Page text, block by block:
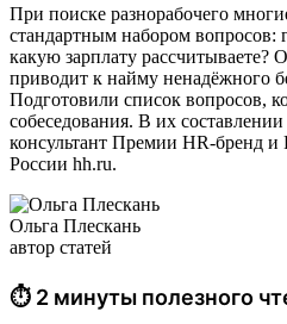
При поиске разнорабочего
стандартным набором вопросов:
какую зарплату рассчитываете?
приводит к найму ненадёжного
Подготовили список вопросов,
собеседования. В их
консультант Премии HR-бренд и
России hh.ru.
Ольга Плескань
автор статей
⏱ 2 минуты полезного